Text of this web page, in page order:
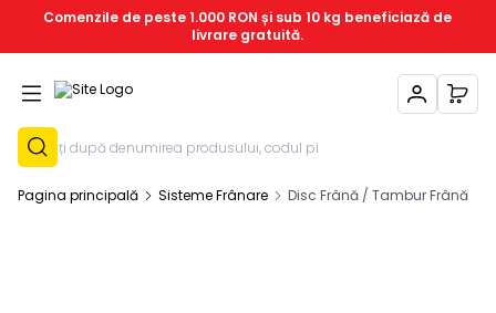
Comenzile de peste 1.000 RON și sub 10 kg beneficiază de
livrare gratuită.
Contul Meu
Înregistrează-
Pagina principală Sisteme Frânare Disc Frână / Tambur Frână